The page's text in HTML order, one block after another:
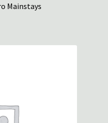
Mainstays